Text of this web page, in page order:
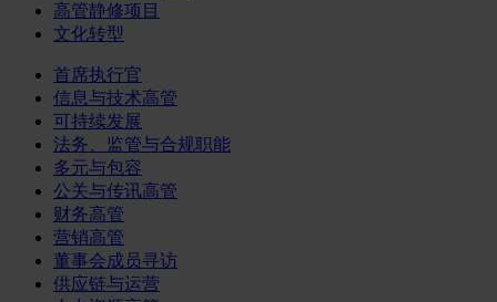
高管静修项目
文化转型
首席执行官
信息与技术高管
可持续发展
法务、监管与合规职能
多元与包容
公关与传讯高管
财务高管
营销高管
董事会成员寻访
供应链与运营